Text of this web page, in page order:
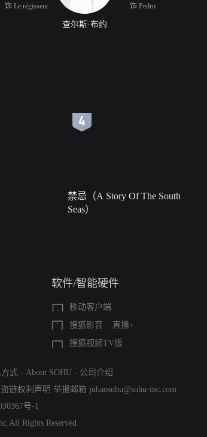
饰 Le régisseur
查尔斯·布约
饰 Pedro
禁忌（A Story Of The South
Seas）
软件/智能硬件
移动客户端
搜狐影音
直播+
搜狐视频TV版
式 - About SOHU - 公司介绍
链权利声明 举报邮箱 jubaosohu@sohu-inc.com
号-1
Rights Reserved.